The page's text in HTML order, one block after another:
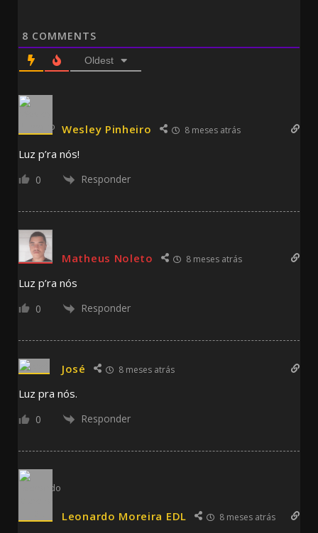
8 COMMENTS
Oldest
Wesley Pinheiro 8 meses atrás
Luz p’ra nós!
0 Responder
Matheus Noleto 8 meses atrás
Luz p’ra nós
0 Responder
José 8 meses atrás
Luz pra nós.
0 Responder
Leonardo Moreira EDL 8 meses atrás